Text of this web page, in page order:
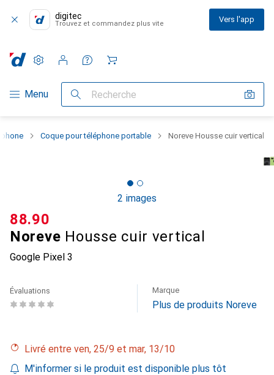
digitec
Trouvez et commandez plus vite Vers l'app
Navigation par catégorie
Menu Recherche
Paramètres
Compte client
Listes de comparaison
Listes d'envies
Panier
Coque pour téléphone portable Noreve Housse cuir vertical
2 images
Noreve Housse cuir vertical
Google Pixel 3
CHF
88.90
Évaluations Marque
Plus de produits Noreve
Livré entre ven, 25/9 et mar, 13/10
M'informer si le produit est disponible plus tôt